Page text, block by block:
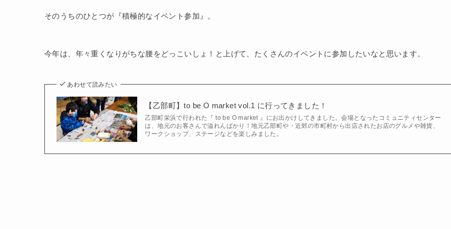
そのうちのひとつが『積極的なイベント参加』。
今年は、年々重くなりがちな腰をどっこいしょ！と上げて、たくさんのイベントに参加したいなと思います。
あわせて読みたい
【乙部町】to be O market vol.1 に行ってきました！
乙部町栄浜で行われた『 to be O market 』にお出かけしてきました。会場となったコミュニティセンター
は、地元のお客さんで溢れんばかり！地元乙部町や・近郊の市町村から出店されたお店のグルメや雑貨、
ワークショップ、ステージなどを楽しみました。